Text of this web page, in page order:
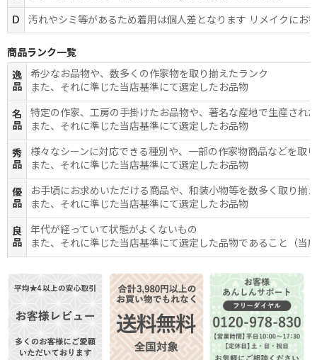
D 汚れやシミ等があるため着用は個人差となります リメイクにお
商品ランク一覧
逸
品
希少なお品物や、数多くの作家物を取り揃えたランク
また、それに準じた当店基準にて選定したお品物
名
品
特定の作家、工房の手掛けたお品物や、著名な産地で生産され
また、それに準じた当店基準にて選定したお品物
秀
品
様々なシーンに対応できる種別や、一部の作家物商品などを取
また、それに準じた当店基準にて選定したお品物
優
品
お手頃にお求めいただける商品や、和装小物等を数多く取り揃
また、それに準じた当店基準にて選定したお品物
良
品
年代が経っていて状態がよくないもの
また、それに準じた当店基準にて選定した品物であること（当